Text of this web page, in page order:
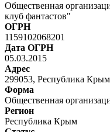
Общественная
клуб фантастов"
ОГРН
1159102068201
Дата ОГРН
05.03.2015
Адрес
299053, Республика
Форма
Общественная
Регион
Республика Крым